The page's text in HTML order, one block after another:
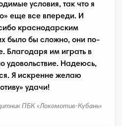
условия, так что я
еще все впереди. И
краснодарским
было бы сложно, они по-
Благодаря им играть в
удовольствие. Надеюсь,
Я искренне желаю
удачи!
ПБК «Локомотив-Кубань»